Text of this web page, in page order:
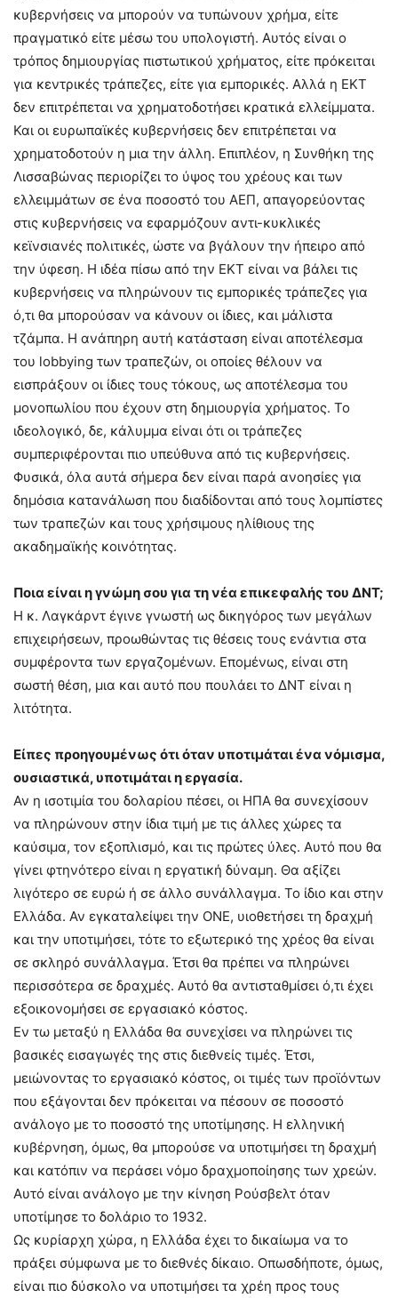
κυβερνήσεις να μπορούν να τυπώνουν χρήμα, είτε
πραγματικό είτε μέσω του υπολογιστή. Αυτός είναι ο
τρόπος δημιουργίας πιστωτικού χρήματος, είτε πρόκειται
για κεντρικές τράπεζες, είτε για εμπορικές. Αλλά η ΕΚΤ
δεν επιτρέπεται να χρηματοδοτήσει κρατικά ελλείμματα.
Και οι ευρωπαϊκές κυβερνήσεις δεν επιτρέπεται να
χρηματοδοτούν η μια την άλλη. Επιπλέον, η Συνθήκη της
Λισσαβώνας περιορίζει το ύψος του χρέους και των
ελλειμμάτων σε ένα ποσοστό του ΑΕΠ, απαγορεύοντας
στις κυβερνήσεις να εφαρμόζουν αντι-κυκλικές
κεϊνσιανές πολιτικές, ώστε να βγάλουν την ήπειρο από
την ύφεση. Η ιδέα πίσω από την ΕΚΤ είναι να βάλει τις
κυβερνήσεις να πληρώνουν τις εμπορικές τράπεζες για
ό,τι θα μπορούσαν να κάνουν οι ίδιες, και μάλιστα
τζάμπα. Η ανάπηρη αυτή κατάσταση είναι αποτέλεσμα
του lobbying των τραπεζών, οι οποίες θέλουν να
εισπράξουν οι ίδιες τους τόκους, ως αποτέλεσμα του
μονοπωλίου που έχουν στη δημιουργία χρήματος. Το
ιδεολογικό, δε, κάλυμμα είναι ότι οι τράπεζες
συμπεριφέρονται πιο υπεύθυνα από τις κυβερνήσεις.
Φυσικά, όλα αυτά σήμερα δεν είναι παρά ανοησίες για
δημόσια κατανάλωση που διαδίδονται από τους λομπίστες
των τραπεζών και τους χρήσιμους ηλίθιους της
ακαδημαϊκής κοινότητας.
Ποια είναι η γνώμη σου για τη νέα επικεφαλής του ΔΝΤ;
Η κ. Λαγκάρντ έγινε γνωστή ως δικηγόρος των μεγάλων
επιχειρήσεων, προωθώντας τις θέσεις τους ενάντια στα
συμφέροντα των εργαζομένων. Επομένως, είναι στη
σωστή θέση, μια και αυτό που πουλάει το ΔΝΤ είναι η
λιτότητα.
Είπες προηγουμένως ότι όταν υποτιμάται ένα νόμισμα,
ουσιαστικά, υποτιμάται η εργασία.
Αν η ισοτιμία του δολαρίου πέσει, οι ΗΠΑ θα συνεχίσουν
να πληρώνουν στην ίδια τιμή με τις άλλες χώρες τα
καύσιμα, τον εξοπλισμό, και τις πρώτες ύλες. Αυτό που θα
γίνει φτηνότερο είναι η εργατική δύναμη. Θα αξίζει
λιγότερο σε ευρώ ή σε άλλο συνάλλαγμα. Το ίδιο και στην
Ελλάδα. Αν εγκαταλείψει την ΟΝΕ, υιοθετήσει τη δραχμή
και την υποτιμήσει, τότε το εξωτερικό της χρέος θα είναι
σε σκληρό συνάλλαγμα. Έτσι θα πρέπει να πληρώνει
περισσότερα σε δραχμές. Αυτό θα αντισταθμίσει ό,τι έχει
εξοικονομήσει σε εργασιακό κόστος.
Εν τω μεταξύ η Ελλάδα θα συνεχίσει να πληρώνει τις
βασικές εισαγωγές της στις διεθνείς τιμές. Έτσι,
μειώνοντας το εργασιακό κόστος, οι τιμές των προϊόντων
που εξάγονται δεν πρόκειται να πέσουν σε ποσοστό
ανάλογο με το ποσοστό της υποτίμησης. Η ελληνική
κυβέρνηση, όμως, θα μπορούσε να υποτιμήσει τη δραχμή
και κατόπιν να περάσει νόμο δραχμοποίησης των χρεών.
Αυτό είναι ανάλογο με την κίνηση Ρούσβελτ όταν
υποτίμησε το δολάριο το 1932.
Ως κυρίαρχη χώρα, η Ελλάδα έχει το δικαίωμα να το
πράξει σύμφωνα με το διεθνές δίκαιο. Οπωσδήποτε, όμως,
είναι πιο δύσκολο να υποτιμήσει τα χρέη προς τους